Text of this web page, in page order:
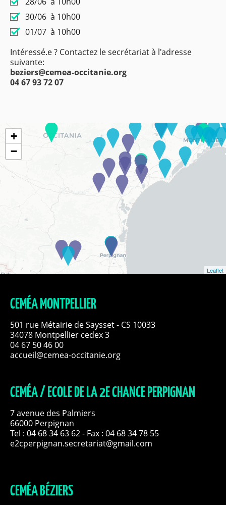
30/06 à 10h00
01/07 à 10h00
Intéressé.e ? Contactez le secrétariat à l'adresse
suivante:
beziers@cemea-occitanie.org
04 67 93 72 07
+
−
Leaflet
CEMÉA MONTPELLIER
501 rue Métairie de Saysset - CS 10033
34078 Montpellier cedex 3
04 67 50 46 00
accueil@cemea-occitanie.org
CEMÉA / ECOLE DE LA 2E CHANCE PERPIGNAN
7 avenue des Palmiers
66000 Perpignan
Tel : 04 68 34 63 62- Fax : 04 68 34 78 55
e2cperpignan.secretariat@gmail.com
CEMÉA BÉZIERS